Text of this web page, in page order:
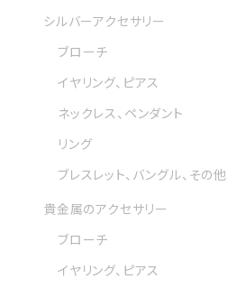
シルバーアクセサリー
ブローチ
イヤリング、ピアス
ネックレス、ペンダント
リング
ブレスレット、バングル、その他
貴金属のアクセサリー
ブローチ
イヤリング、ピアス